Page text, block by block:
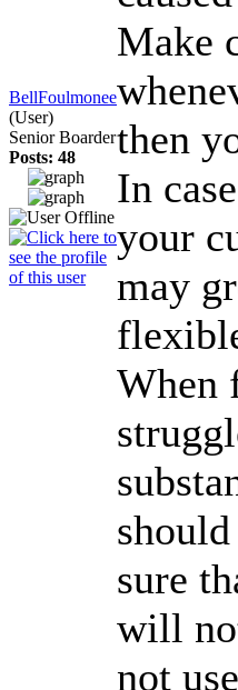
BellFoulmonee
(User)
Senior Boarder
Posts: 48
Make
then
In
your
may
When
sure
will
not